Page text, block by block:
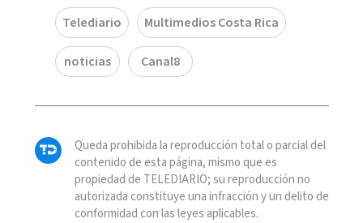
Telediario Multimedios Costa Rica
noticias Canal8
Queda prohibida la reproducción total o parcial del
contenido de esta página, mismo que es
propiedad de TELEDIARIO; su reproducción no
autorizada constituye una infracción y un delito de
conformidad con las leyes aplicables.